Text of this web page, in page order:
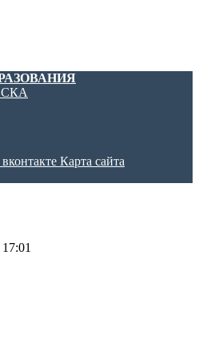
Карта сайта